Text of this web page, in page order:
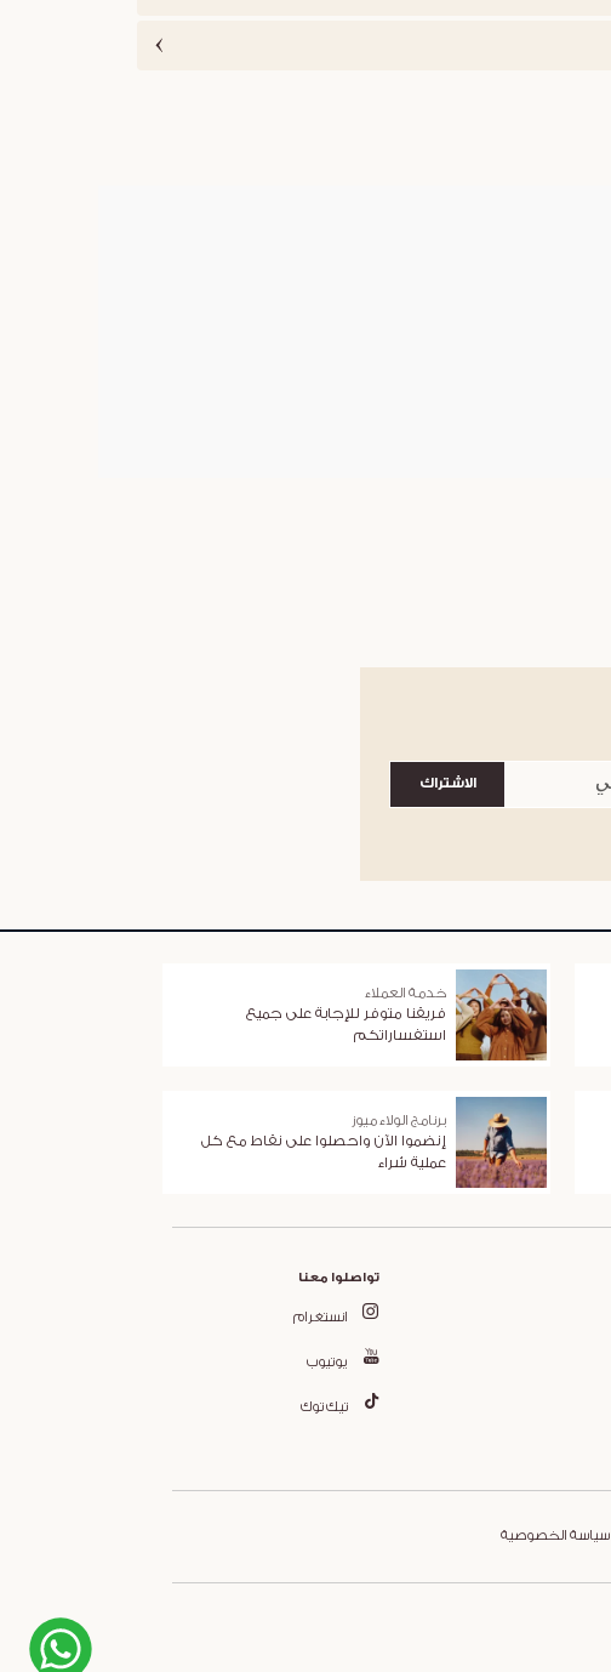
الاشتراك
خدمة العملاء
فريقنا متوفر للإجابة على جميع
استفساراتكم
برنامج الولاء ميوز
إنضموا الآن واحصلوا على نقاط مع كل
عملية شراء
تواصلوا معنا
انستغرام
يوتيوب
تيك توك
سياسة الخصوصية